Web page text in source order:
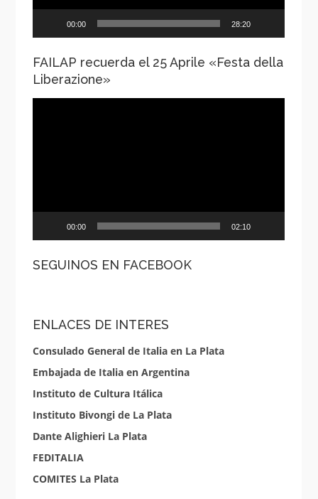
00:00 28:20
FAILAP recuerda el 25 Aprile «Festa della
Liberazione»
00:00 02:10
SEGUINOS EN FACEBOOK
ENLACES DE INTERES
Consulado General de Italia en La Plata
Embajada de Italia en Argentina
Instituto de Cultura Itálica
Instituto Bivongi de La Plata
Dante Alighieri La Plata
FEDITALIA
COMITES La Plata